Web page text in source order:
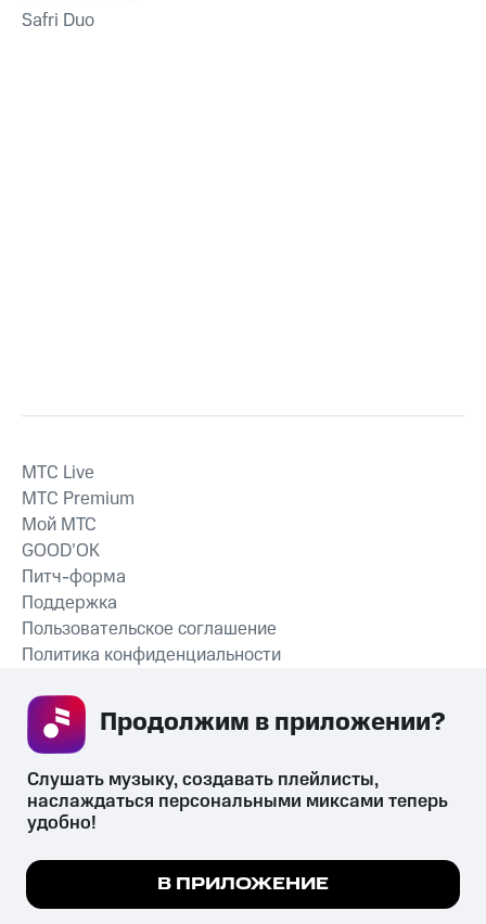
Safri Duo
СКАЧАТЬ ПРИЛОЖЕНИЕ
MTС Live
MTС Premium
Мой МТС
GOOD’OK
Питч-форма
Поддержка
Пользовательское соглашение
Политика конфиденциальности
психотропных веществ, их аналогов причиняет вред здоровью,
их незаконный оборот запрещён и влечёт установленную
законодательством ответственность.
Мы используем куки, чтобы на сайте все
Подробнее
Слушать музыку, создавать плейлисты,
наслаждаться персональными миксами теперь
удобно!
В ПРИЛОЖЕНИЕ